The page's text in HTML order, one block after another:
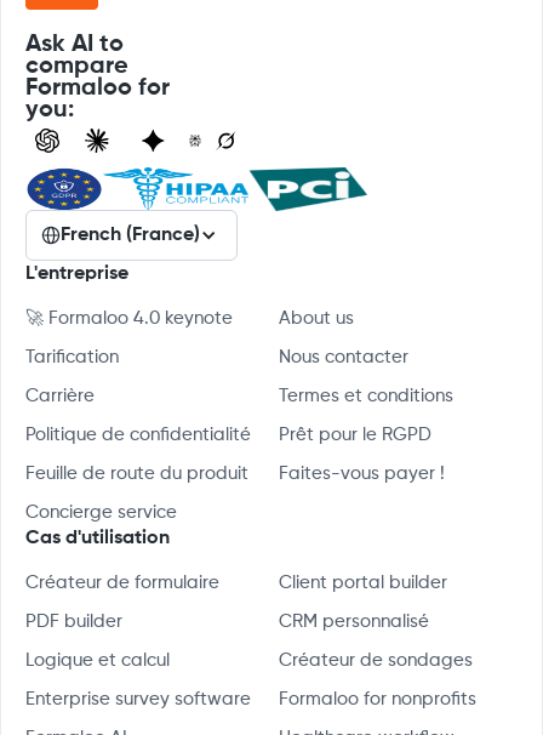
Ask AI to
compare
Formaloo for
you:
French (France)
L'entreprise
🚀 Formaloo 4.0 keynote About us
Tarification Nous contacter
Carrière Termes et conditions
Politique de confidentialité Prêt pour le RGPD
Feuille de route du produit Faites-vous payer !
Concierge service
Cas d'utilisation
Créateur de formulaire Client portal builder
PDF builder CRM personnalisé
Logique et calcul Créateur de sondages
Enterprise survey software Formaloo for nonprofits